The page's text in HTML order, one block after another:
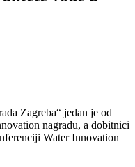
Zagreba“ jedan je od
nagradu, a dobitnici
Water Innovation